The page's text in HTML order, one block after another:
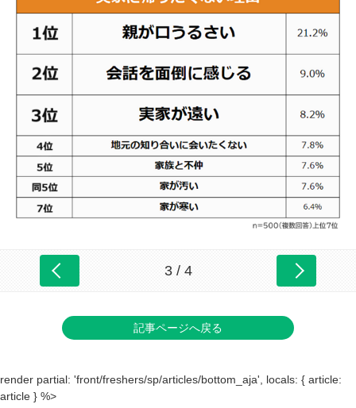
3 / 4
記事ページへ戻る
render partial: 'front/freshers/sp/articles/bottom_aja', locals: { article:
article } %>